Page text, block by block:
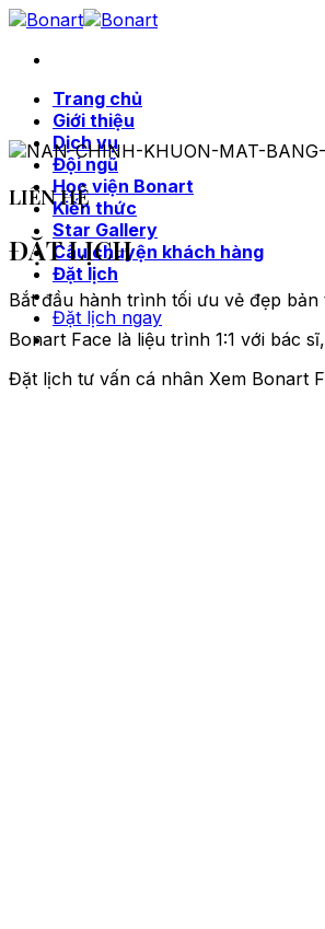
Skip
content
Trang chủ
Giới thiệu
Dịch vụ
Đội ngũ
Học viện Bonart
Kiến thức
Star Gallery
Câu chuyện khách hàng
Đặt lịch
Đặt lịch ngay
LIÊN HỆ
ĐẶT LỊCH
Bắt đầu hành trình tối ưu vẻ đẹp bản
Bonart Face là liệu trình 1:1 với bác
Đặt lịch tư vấn cá nhân Xem Bonart